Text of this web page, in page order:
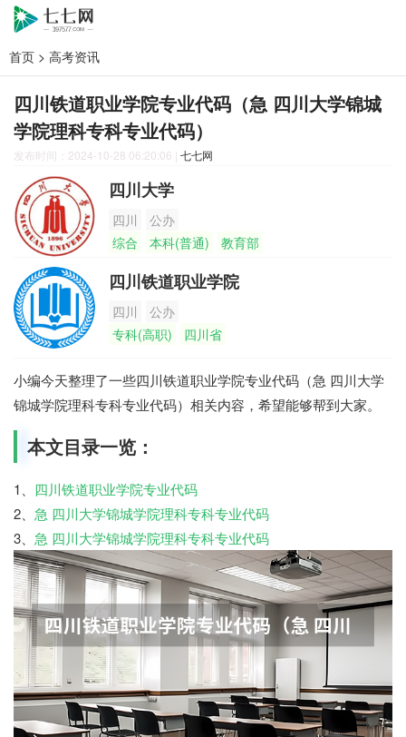
首页 > 高考资讯
四川铁道职业学院专业代码（急 四川大学锦城
学院理科专科专业代码）
发布时间：2024-10-28 06:20:06 | 七七网
四川大学
四川
公办
综合
本科(普通) 教育部
四川铁道职业学院
四川
公办
专科(高职)
四川省
小编今天整理了一些四川铁道职业学院专业代码（急 四川大学
锦城学院理科专科专业代码）相关内容，希望能够帮到大家。
本文目录一览：
1、 四川铁道职业学院专业代码
2、 急 四川大学锦城学院理科专科专业代码
3、 急 四川大学锦城学院理科专科专业代码